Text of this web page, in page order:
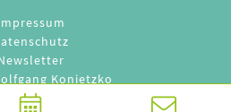
Konietzko